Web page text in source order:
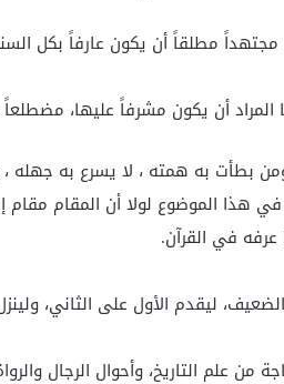
مطلقاً أن يكون عارفاً بكل
أن يكون مشرفاً عليها،
بطأت به همته ، لا يسرع به جهله
الموضوع لولا أن المقام مقام
في القرآن.
ليقدم الأول على الثاني،
علم التاريخ، وأحوال الرجال